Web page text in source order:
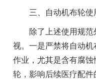
三、自动机布轮使
除了上述使用规范
视。一是严禁将自动
作业，尤其是含有腐
轮，影响后续医疗配